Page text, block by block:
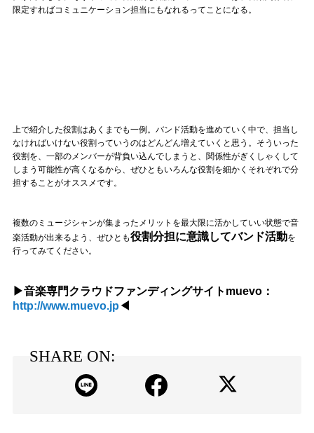
限定すればコミュニケーション担当にもなれるってことになる。
上で紹介した役割はあくまでも一例。バンド活動を進めていく中で、担当し
なければいけない役割っていうのはどんどん増えていくと思う。そういった
役割を、一部のメンバーが背負い込んでしまうと、関係性がぎくしゃくして
しまう可能性が高くなるから、ぜひともいろんな役割を細かくそれぞれで分
担することがオススメです。
複数のミュージシャンが集まったメリットを最大限に活かしていい状態で音
楽活動が出来るよう、ぜひとも役割分担に意識してバンド活動を
行ってみてください。
▶音楽専門クラウドファンディングサイトmuevo：
http://www.muevo.jp ◀
SHARE ON: